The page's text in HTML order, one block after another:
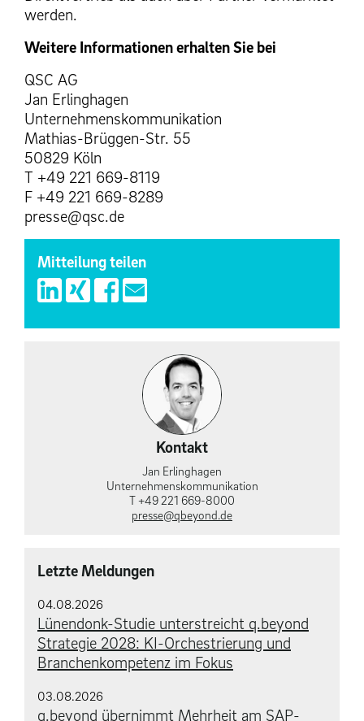
werden.
Weitere Informationen erhalten Sie bei
QSC AG
Jan Erlinghagen
Unternehmenskommunikation
Mathias-Brüggen-Str. 55
50829 Köln
T +49 221 669-8119
F +49 221 669-8289
presse@qsc.de
Mitteilung teilen
Kontakt
Jan Erlinghagen
Unternehmens­kommunikation
T +49 221 669-8000
presse@qbeyond.de
Letzte Meldungen
04.08.2026
Lünendonk-Studie unterstreicht q.beyond
Strategie 2028: KI-Orchestrierung und
Branchenkompetenz im Fokus
03.08.2026
q.beyond übernimmt Mehrheit am SAP-